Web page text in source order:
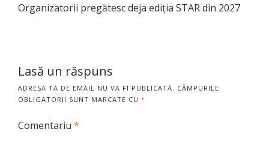
Organizatorii pregătesc deja ediția STAR din 2027
Lasă un răspuns
ADRESA TA DE EMAIL NU VA FI PUBLICATĂ.
CÂMPURILE
OBLIGATORII SUNT MARCATE CU *
Comentariu *